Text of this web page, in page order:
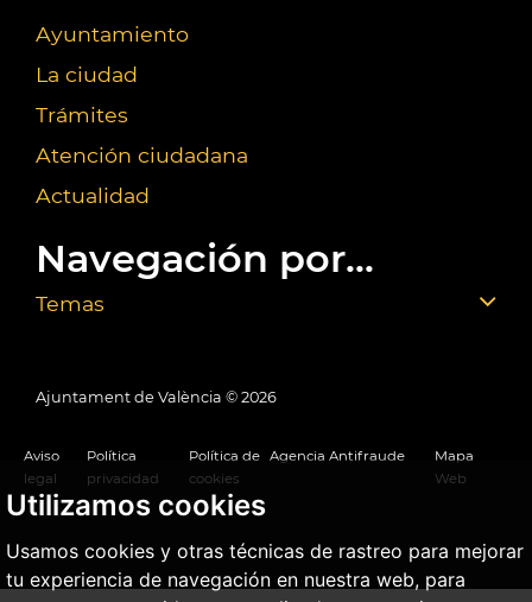
Utilizamos cookies
Usamos cookies y otras técnicas de rastreo para mejorar
tu experiencia de navegación en nuestra web, para
Ayuntamiento
La ciudad
Trámites
Atención ciudadana
Actualidad
Navegación por...
Temas
Ajuntament de València © 2026
Aviso
legal
Política
privacidad
Política de
cookies
Agencia Antifraude
Mapa
Web